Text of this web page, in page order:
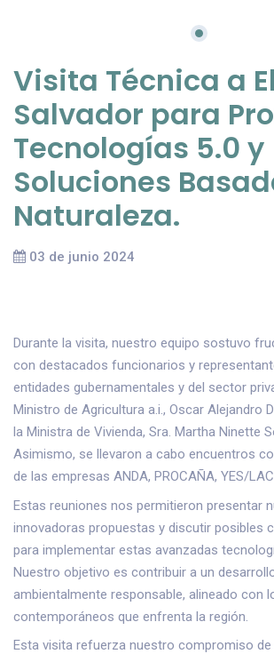
Visita Técnica a El
Salvador para
Tecnologías 5.0 y
Soluciones
Naturaleza.
03 de junio 2024
Durante la visita, nuestro equipo sostuvo
con destacados funcionarios y
entidades gubernamentales y del sector
Ministro de Agricultura a.i., Oscar Alejandro
la Ministra de Vivienda, Sra. Martha Ninette
Asimismo, se llevaron a cabo encuentros
de las empresas ANDA, PROCAÑA, YES/
Estas reuniones nos permitieron presentar
innovadoras propuestas y discutir posibles
para implementar estas avanzadas
Nuestro objetivo es contribuir a un
ambientalmente responsable, alineado con
contemporáneos que enfrenta la región.
Esta visita refuerza nuestro compromiso de